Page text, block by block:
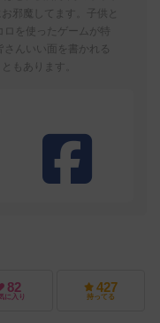
邪魔してます。子供と
ロを使ったゲームが特
さんいい面を書かれる
もあります。
82
に入り
427
持ってる